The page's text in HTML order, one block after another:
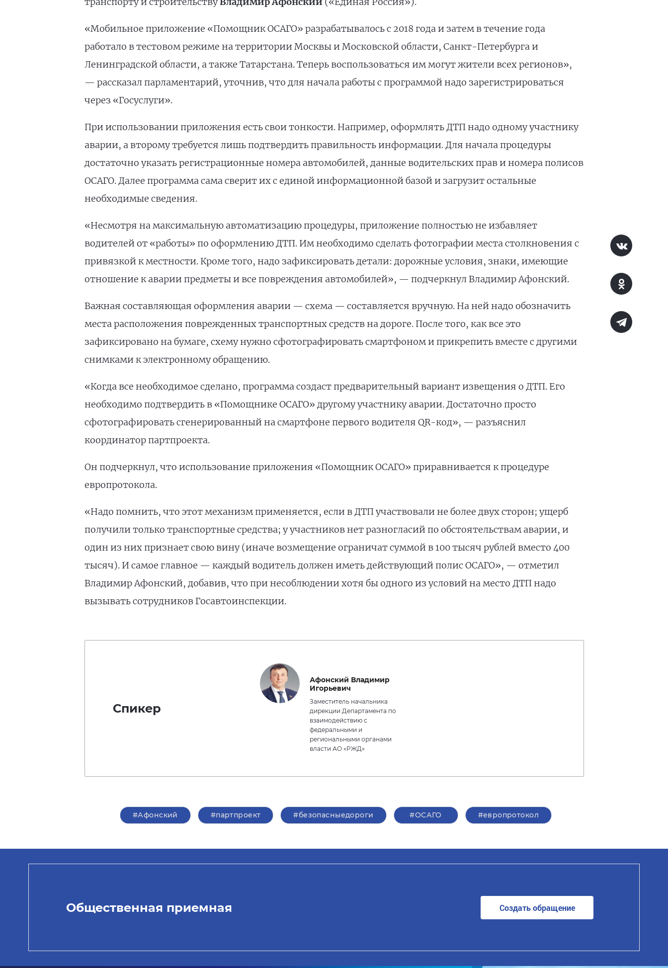
«Мобильное приложение «Помощник ОСАГО» разрабатывалось с 2018 года и затем в течение года
работало в тестовом режиме на территории Москвы и Московской области, Санкт-Петербурга и
Ленинградской области, а также Татарстана. Теперь воспользоваться им могут жители всех регионов»,
— рассказал парламентарий, уточнив, что для начала работы с программой надо зарегистрироваться
через «Госуслуги».
При использовании приложения есть свои тонкости. Например, оформлять ДТП надо одному участнику
аварии, а второму требуется лишь подтвердить правильность информации. Для начала процедуры
достаточно указать регистрационные номера автомобилей, данные водительских прав и номера полисов
ОСАГО. Далее программа сама сверит их с единой информационной базой и загрузит остальные
необходимые сведения.
«Несмотря на максимальную автоматизацию процедуры, приложение полностью не избавляет
водителей от «работы» по оформлению ДТП. Им необходимо сделать фотографии места столкновения с
привязкой к местности. Кроме того, надо зафиксировать детали: дорожные условия, знаки, имеющие
отношение к аварии предметы и все повреждения автомобилей», — подчеркнул Владимир Афонский.
Важная составляющая оформления аварии — схема — составляется вручную. На ней надо обозначить
места расположения поврежденных транспортных средств на дороге. После того, как все это
зафиксировано на бумаге, схему нужно сфотографировать смартфоном и прикрепить вместе с другими
снимками к электронному обращению.
«Когда все необходимое сделано, программа создаст предварительный вариант извещения о ДТП. Его
необходимо подтвердить в «Помощнике ОСАГО» другому участнику аварии. Достаточно просто
сфотографировать сгенерированный на смартфоне первого водителя QR-код», — разъяснил
координатор партпроекта.
Он подчеркнул, что использование приложения «Помощник ОСАГО» приравнивается к процедуре
европротокола.
«Надо помнить, что этот механизм применяется, если в ДТП участвовали не более двух сторон; ущерб
получили только транспортные средства; у участников нет разногласий по обстоятельствам аварии, и
один из них признает свою вину (иначе возмещение ограничат суммой в 100 тысяч рублей вместо 400
тысяч). И самое главное — каждый водитель должен иметь действующий полис ОСАГО», — отметил
Владимир Афонский, добавив, что при несоблюдении хотя бы одного из условий на место ДТП надо
вызывать сотрудников Госавтоинспекции.
Спикер
Афонский Владимир
Игорьевич
Заместитель начальника
дирекции Департамента по
взаимодействию с
федеральными и
региональными органами
власти АО «РЖД»
#Афонский #партпроект #безопасныедороги #ОСАГО #европротокол
Общественная приемная Создать обращение